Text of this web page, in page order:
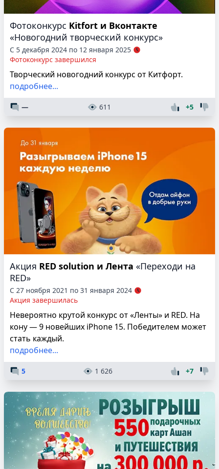
Фотоконкурс Kitfort и Вконтакте
«Новогодний творческий конкурс»
С 5 декабря 2024 по 12 января 2025
Фотоконкурс завершился
Творческий новогодний конкурс от Китфорт.
подробнее...
— 611 +5
Акция RED solution и Лента «Переходи на
RED»
С 27 ноября 2021 по 31 января 2024
Акция завершилась
Невероятно крутой конкурс от «Ленты» и RED. На
кону — 9 новейших iPhone 15. Победителем может
стать каждый.
подробнее...
5 1 626 +7